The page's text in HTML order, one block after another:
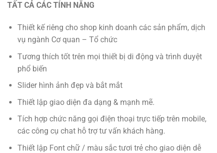
TẤT CẢ CÁC TÍNH NĂNG
Thiết kế riêng cho shop kinh doanh các sản phẩm, dịch
vụ ngành Cơ quan – Tổ chức
Tương thích tốt trên mọi thiết bị di động và trình duyệt
phổ biến
Slider hình ảnh đẹp và bắt mắt
Thiết lập giao diện đa dạng & mạnh mẽ.
Tích hợp chức năng gọi điện thoại trực tiếp trên mobile,
các công cụ chat hỗ trợ tư vấn khách hàng.
Thiết lập Font chữ / màu sắc tươi trẻ cho giao diện dễ